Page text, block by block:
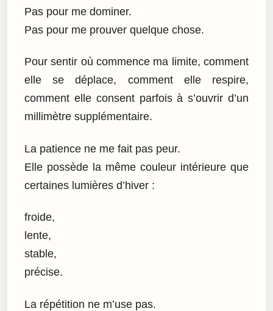
Pas pour me dominer.
Pas pour me prouver quelque chose.
Pour sentir où commence ma limite, comment
elle se déplace, comment elle respire,
comment elle consent parfois à s’ouvrir d’un
millimètre supplémentaire.
La patience ne me fait pas peur.
Elle possède la même couleur intérieure que
certaines lumières d’hiver :
froide,
lente,
stable,
précise.
La répétition ne m’use pas.